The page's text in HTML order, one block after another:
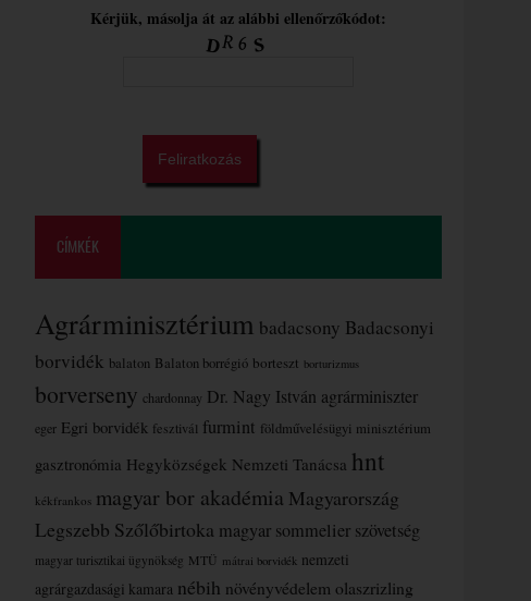
Kérjük, másolja át az alábbi ellenőrzőkódot:
CÍMKÉK
Agrárminisztérium badacsony Badacsonyi
borvidék balaton Balaton borrégió borteszt borturizmus
borverseny chardonnay Dr. Nagy István agrárminiszter
eger Egri borvidék fesztivál furmint földművelésügyi minisztérium
gasztronómia Hegyközségek Nemzeti Tanácsa hnt
kékfrankos magyar bor akadémia Magyarország
Legszebb Szőlőbirtoka magyar sommelier szövetség
magyar turisztikai ügynökség MTÜ mátrai borvidék nemzeti
agrárgazdasági kamara nébih növényvédelem olaszrizling